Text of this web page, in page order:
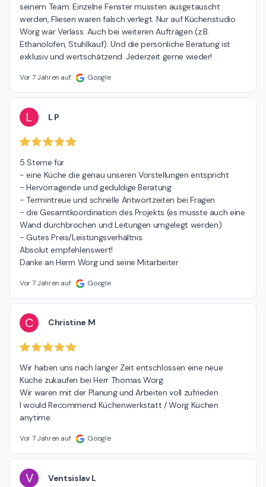
seinem Team. Einzelne Fenster mussten ausgetauscht
werden, Fliesen waren falsch verlegt. Nur auf Küchenstudio
Worg war Verlass. Auch bei weiteren Aufträgen (z.B.
Ethanolofen, Stuhlkauf). Und die persönliche Beratung ist
exklusiv und wertschätzend. Jederzeit gerne wieder!
Vor 7 Jahren auf Google
L L P
5 Sterne für
- eine Küche die genau unseren Vorstellungen entspricht
- Hervorragende und geduldige Beratung
- Termintreue und schnelle Antwortzeiten bei Fragen
- die Gesamtkoordination des Projekts (es musste auch eine
Wand durchbrochen und Leitungen umgelegt werden)
- Gutes Preis/Leistungsverhältnis.
Absolut empfehlenswert!
Danke an Herrn Worg und seine Mitarbeiter
Vor 7 Jahren auf Google
C Christine M
Wir haben uns nach langer Zeit entschlossen eine neue
Küche zukaufen bei Herr Thomas Worg.
Wir waren mit der Planung und Arbeiten voll zufrieden .
I would Recommend Küchenwerkstatt / Worg Küchen
anytime.
Vor 7 Jahren auf Google
V Ventsislav L